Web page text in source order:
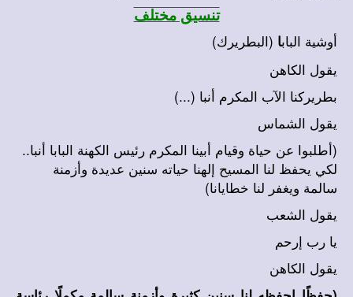
تنسيق مختلف
أوشية البابا (البطريرك)
يقول الكاهن
بطريركنا الآب المكرم أنبا (...
)
يقول الشماس
(أطلبوا عن حياة وقيام أبينا المكرم رئيس الكهنة البابا أنبا..
لكي يحفظ لنا المسيح إلهنا حياته سنين عديدة وأزمنة
سالمة ويغفر لنا خطايانا)
يقول الشعب
يا رب إرحم
يقول الكاهن